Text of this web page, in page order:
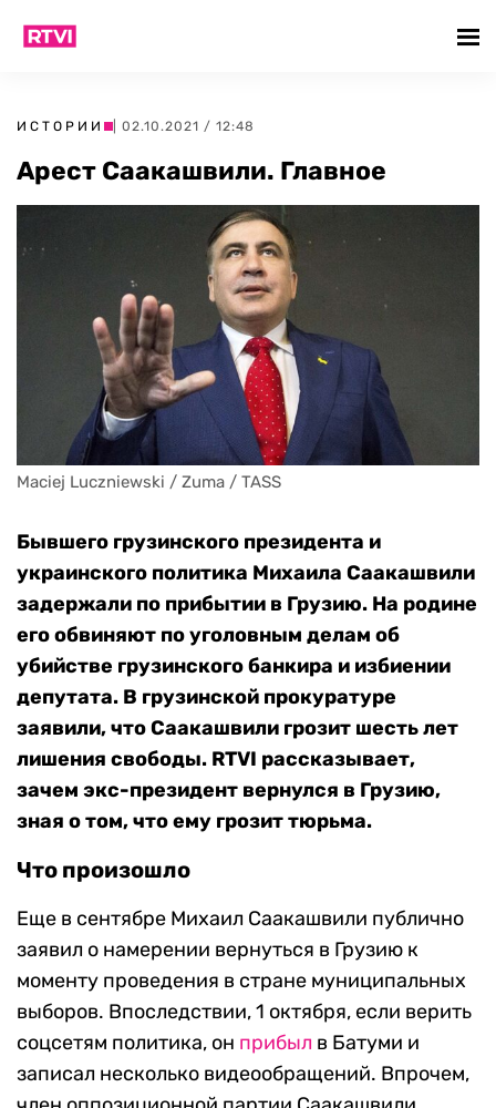
ИСТОРИИ | 02.10.2021 / 12:48
Арест Саакашвили. Главное
Maciej Luczniewski / Zuma / TASS
Бывшего грузинского президента и
украинского политика Михаила Саакашвили
задержали по прибытии в Грузию. На родине
его обвиняют по уголовным делам об
убийстве грузинского банкира и избиении
депутата. В грузинской прокуратуре
заявили, что Саакашвили грозит шесть лет
лишения свободы. RTVI рассказывает,
зачем экс-президент вернулся в Грузию,
зная о том, что ему грозит тюрьма.
Что произошло
Еще в сентябре Михаил Саакашвили публично
заявил о намерении вернуться в Грузию к
моменту проведения в стране муниципальных
выборов. Впоследствии, 1 октября, если верить
соцсетям политика, он прибыл в Батуми и
записал несколько видеообращений. Впрочем,